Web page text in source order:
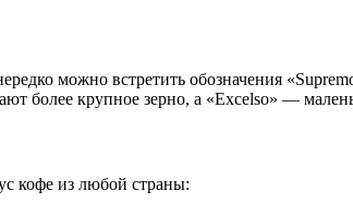
можно встретить обозначения
более крупное зерно, а «Excelso» —
кофе из любой страны: